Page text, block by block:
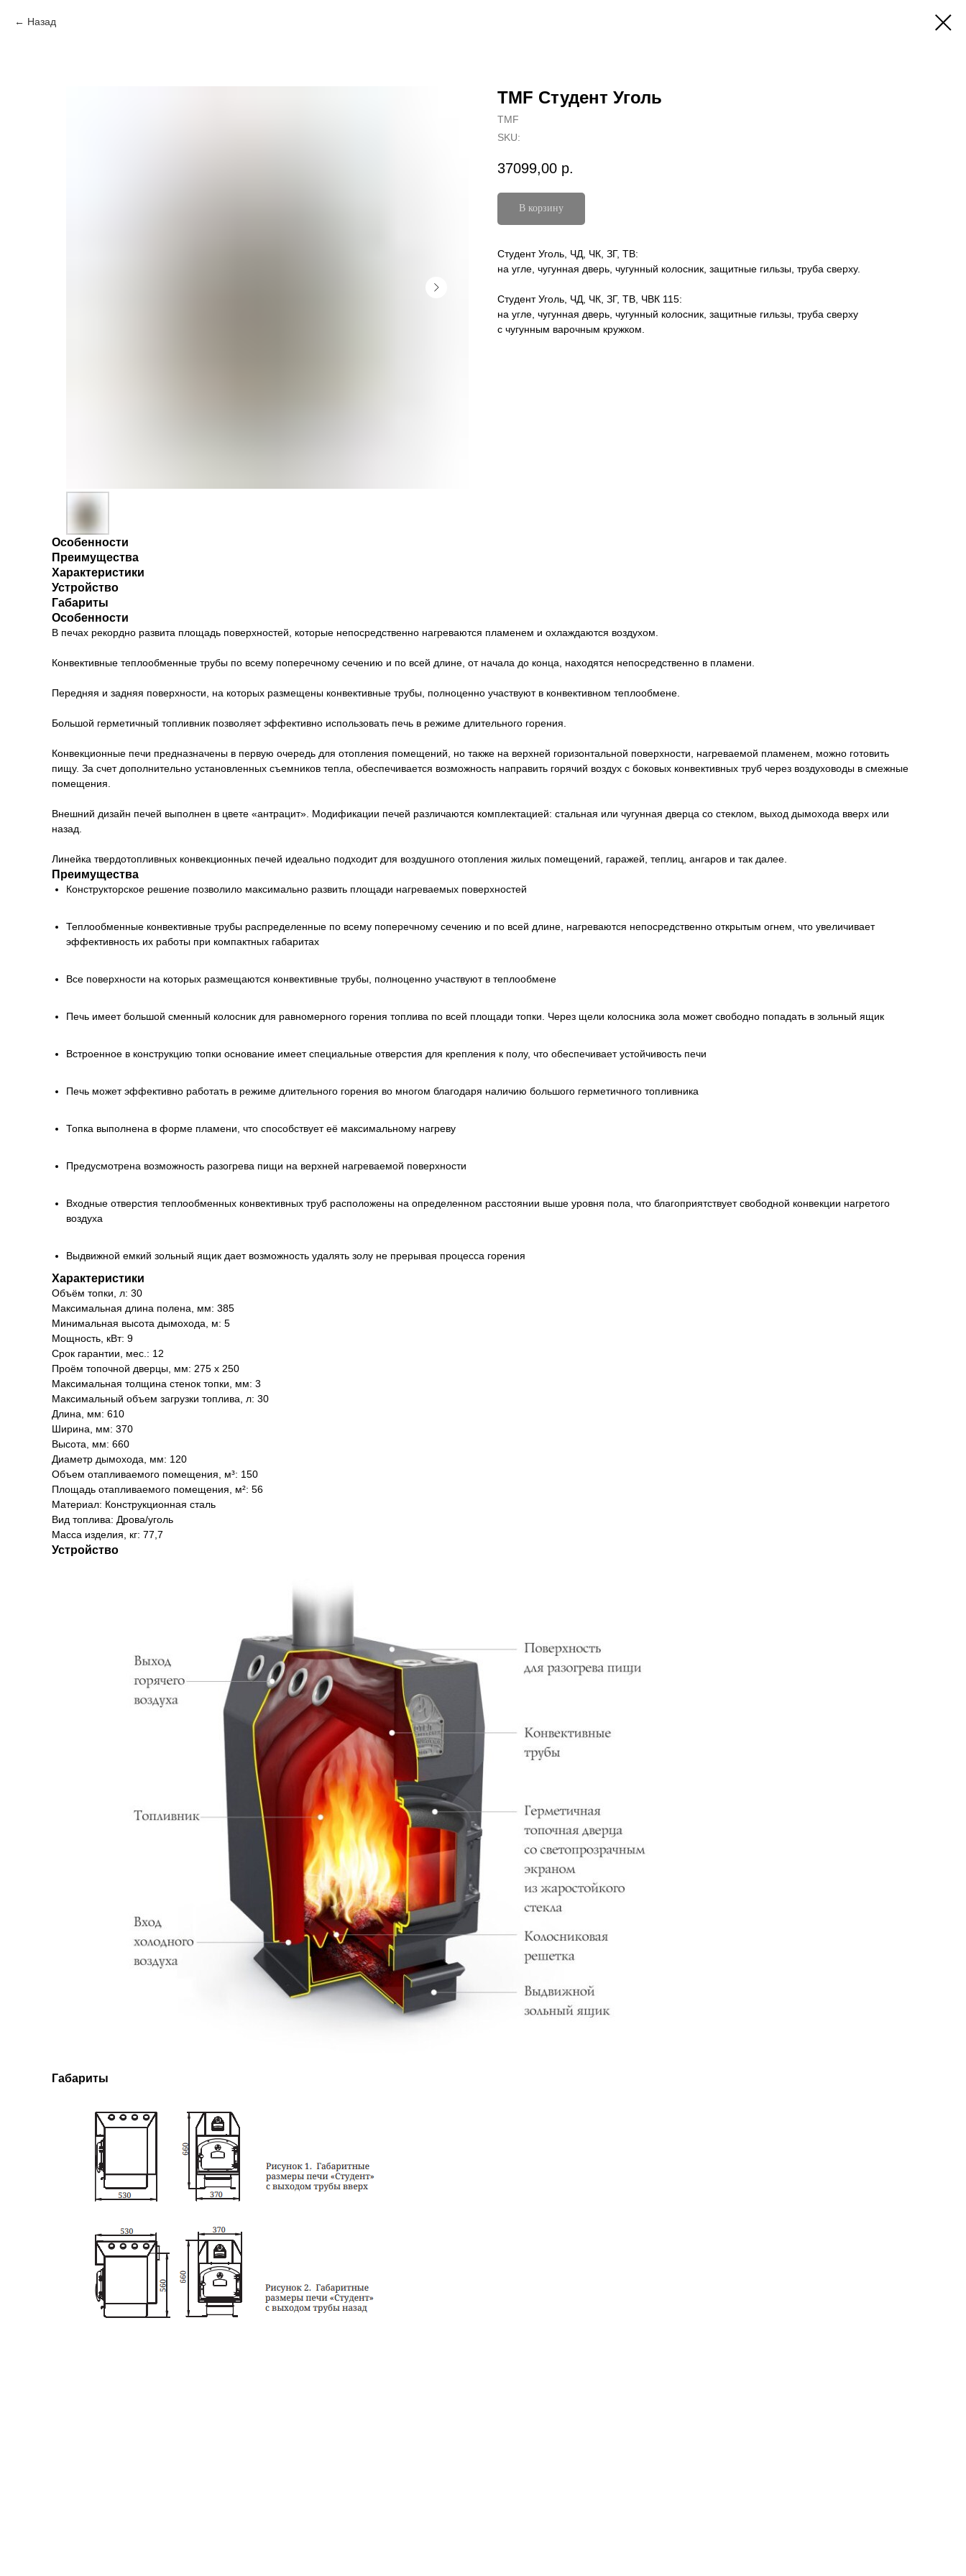
Назад
TMF Студент Уголь
TMF
SKU:
37099,00 р.
В корзину
Студент Уголь, ЧД, ЧК, ЗГ, ТВ:
на угле, чугунная дверь, чугунный колосник, защитные гильзы, труба сверху.
Студент Уголь, ЧД, ЧК, ЗГ, ТВ, ЧВК 115:
на угле, чугунная дверь, чугунный колосник, защитные гильзы, труба сверху
с чугунным варочным кружком.
Особенности
Преимущества
Характеристики
Устройство
Габариты
Особенности
В печах рекордно развита площадь поверхностей, которые непосредственно нагреваются пламенем и охлаждаются воздухом.
Конвективные теплообменные трубы по всему поперечному сечению и по всей длине, от начала до конца, находятся непосредственно в пламени.
Передняя и задняя поверхности, на которых размещены конвективные трубы, полноценно участвуют в конвективном теплообмене.
Большой герметичный топливник позволяет эффективно использовать печь в режиме длительного горения.
Конвекционные печи предназначены в первую очередь для отопления помещений, но также на верхней горизонтальной поверхности, нагреваемой пламенем, можно готовить
пищу. За счет дополнительно установленных съемников тепла, обеспечивается возможность направить горячий воздух с боковых конвективных труб через воздуховоды в смежные
помещения.
Внешний дизайн печей выполнен в цвете «антрацит». Модификации печей различаются комплектацией: стальная или чугунная дверца со стеклом, выход дымохода вверх или
назад.
Линейка твердотопливных конвекционных печей идеально подходит для воздушного отопления жилых помещений, гаражей, теплиц, ангаров и так далее.
Преимущества
Конструкторское решение позволило максимально развить площади нагреваемых поверхностей
Теплообменные конвективные трубы распределенные по всему поперечному сечению и по всей длине, нагреваются непосредственно открытым огнем, что увеличивает
эффективность их работы при компактных габаритах
Все поверхности на которых размещаются конвективные трубы, полноценно участвуют в теплообмене
Печь имеет большой сменный колосник для равномерного горения топлива по всей площади топки. Через щели колосника зола может свободно попадать в зольный ящик
Встроенное в конструкцию топки основание имеет специальные отверстия для крепления к полу, что обеспечивает устойчивость печи
Печь может эффективно работать в режиме длительного горения во многом благодаря наличию большого герметичного топливника
Топка выполнена в форме пламени, что способствует её максимальному нагреву
Предусмотрена возможность разогрева пищи на верхней нагреваемой поверхности
Входные отверстия теплообменных конвективных труб расположены на определенном расстоянии выше уровня пола, что благоприятствует свободной конвекции нагретого
воздуха
Выдвижной емкий зольный ящик дает возможность удалять золу не прерывая процесса горения
Характеристики
Объём топки, л: 30
Максимальная длина полена, мм: 385
Минимальная высота дымохода, м: 5
Мощность, кВт: 9
Срок гарантии, мес.: 12
Проём топочной дверцы, мм: 275 х 250
Максимальная толщина стенок топки, мм: 3
Максимальный объем загрузки топлива, л: 30
Длина, мм: 610
Ширина, мм: 370
Высота, мм: 660
Диаметр дымохода, мм: 120
Объем отапливаемого помещения, м³: 150
Площадь отапливаемого помещения, м²: 56
Материал: Конструкционная сталь
Вид топлива: Дрова/уголь
Масса изделия, кг: 77,7
Устройство
Габариты